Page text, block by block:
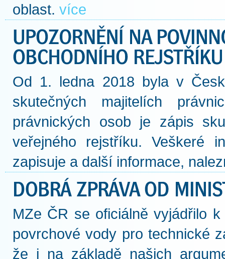
oblast. více
Od 1. ledna 2018 byla v
skutečných majitelích
právnických osob je zápis
veřejného rejstříku. Veškeré
zapisuje a další informace,
MZe ČR se oficiálně vyjádřilo
povrchové vody pro technické
že i na základě našich